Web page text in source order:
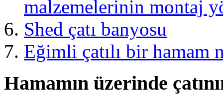
malzemelerinin montaj
Shed çatı banyosu
Eğimli çatılı bir hamam
Hamamın üzerinde